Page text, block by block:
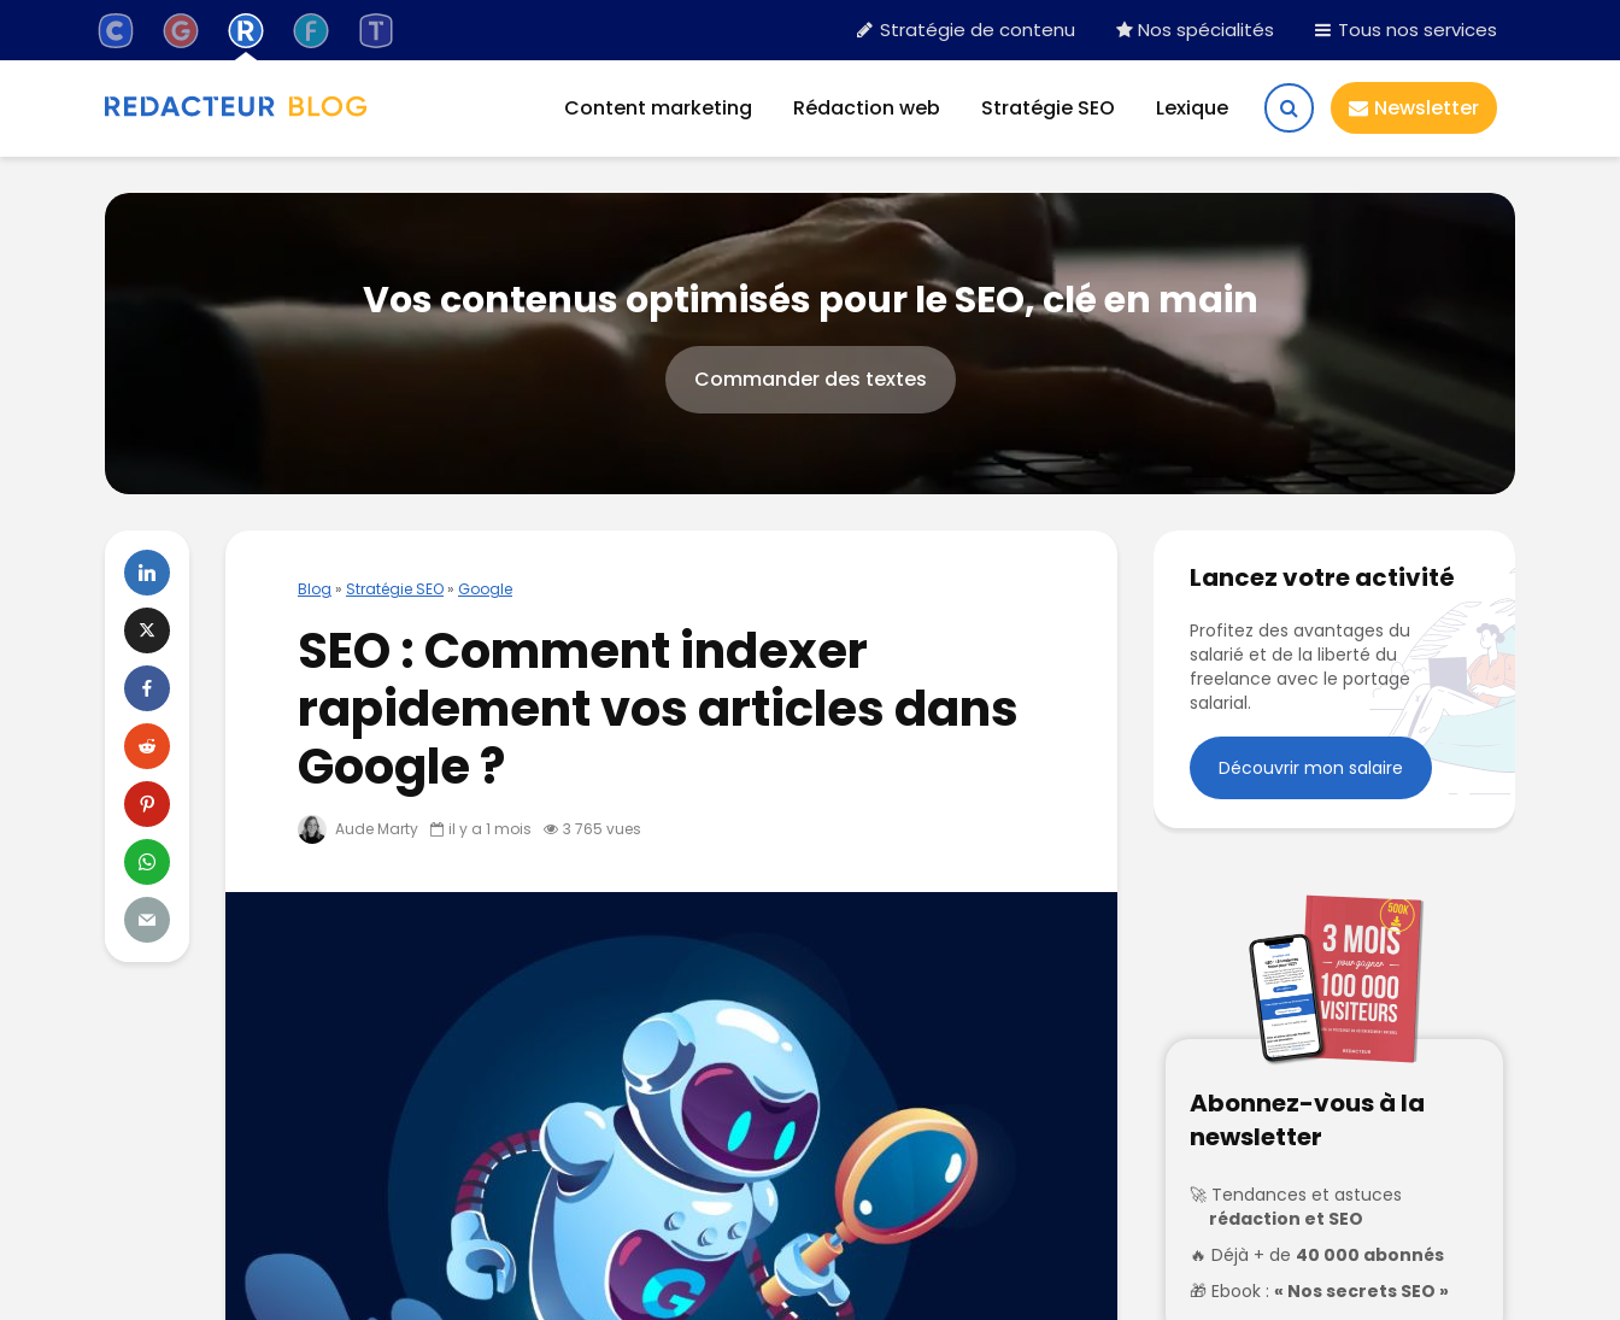
Stratégie de contenu Nos spécialités Tous nos services
Content marketing Rédaction web Stratégie SEO Lexique Newsletter
Vos contenus optimisés pour le SEO, clé en main
Commander des textes
Blog » Stratégie SEO » Google
SEO : Comment indexer
rapidement vos articles dans
Google ?
Aude Marty il y a 1 mois 3 765 vues
Lancez votre activité
Profitez des avantages du
salarié et de la liberté du
freelance avec le portage
salarial.
Découvrir mon salaire
Abonnez-vous à la
newsletter
Tendances et astuces
rédaction et SEO
Déjà + de 40 000 abonnés
Ebook : « Nos secrets SEO »